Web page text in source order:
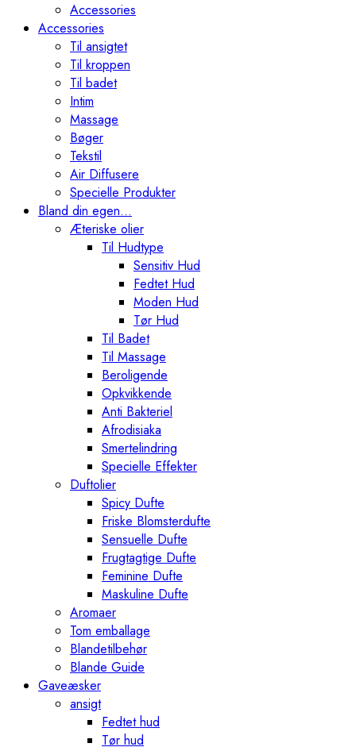
Accessories
Accessories
Til ansigtet
Til kroppen
Til badet
Intim
Massage
Bøger
Tekstil
Air Diffusere
Specielle Produkter
Bland din egen…
Æteriske olier
Til Hudtype
Sensitiv Hud
Fedtet Hud
Moden Hud
Tør Hud
Til Badet
Til Massage
Beroligende
Opkvikkende
Anti Bakteriel
Afrodisiaka
Smertelindring
Specielle Effekter
Duftolier
Spicy Dufte
Friske Blomsterdufte
Sensuelle Dufte
Frugtagtige Dufte
Feminine Dufte
Maskuline Dufte
Aromaer
Tom emballage
Blandetilbehør
Blande Guide
Gaveæsker
ansigt
Fedtet hud
Tør hud